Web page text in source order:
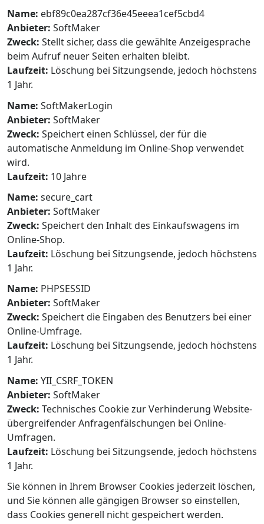
Name: ebf89c0ea287cf36e45eeea1cef5cbd4
Anbieter: SoftMaker
Zweck: Stellt sicher, dass die gewählte Anzeigesprache
beim Aufruf neuer Seiten erhalten bleibt.
Laufzeit: Löschung bei Sitzungsende, jedoch höchstens
1 Jahr.
Name: SoftMakerLogin
Anbieter: SoftMaker
Zweck: Speichert einen Schlüssel, der für die
automatische Anmeldung im Online-Shop verwendet
wird.
Laufzeit: 10 Jahre
Name: secure_cart
Anbieter: SoftMaker
Zweck: Speichert den Inhalt des Einkaufswagens im
Online-Shop.
Laufzeit: Löschung bei Sitzungsende, jedoch höchstens
1 Jahr.
Name: PHPSESSID
Anbieter: SoftMaker
Zweck: Speichert die Eingaben des Benutzers bei einer
Online-Umfrage.
Laufzeit: Löschung bei Sitzungsende, jedoch höchstens
1 Jahr.
Name: YII_CSRF_TOKEN
Anbieter: SoftMaker
Zweck: Technisches Cookie zur Verhinderung Website-
übergreifender Anfragenfälschungen bei Online-
Umfragen.
Laufzeit: Löschung bei Sitzungsende, jedoch höchstens
1 Jahr.
Sie können in Ihrem Browser Cookies jederzeit löschen,
und Sie können alle gängigen Browser so einstellen,
dass Cookies generell nicht gespeichert werden.